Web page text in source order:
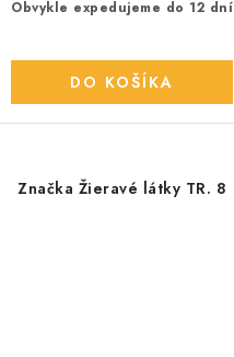
Obvykle expedujeme do 12 dní
DO KOŠÍKA
Značka Žieravé látky TR. 8